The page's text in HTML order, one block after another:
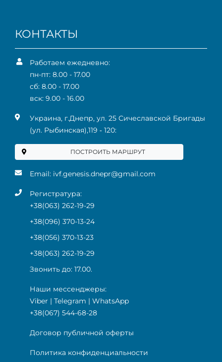
КОНТАКТЫ
Работаем ежедневно:
пн-пт: 8.00 - 17.00
сб: 8.00 - 17.00
вск: 9.00 - 16.00
Украина, г.Днепр, ул. 25 Сичеславской Бригады
(ул. Рыбинская),119 ‑ 120:
ПОСТРОИТЬ МАРШРУТ
Email: ivf.genesis.dnepr@gmail.com
Регистратура:
+38(063) 262-19-29
+38(096) 370-13-24
+38(056) 370-13-23
+38(063) 262-19-29
Звонить до: 17.00.
Наши мессенджеры:
Viber | Telegram | WhatsApp
+38(067) 544-68-28
Договор публичной оферты
Политика конфиденциальности